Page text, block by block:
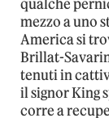
qualche
mezzo a uno
America si
Brillat-
tenuti in
il signor King
corre a